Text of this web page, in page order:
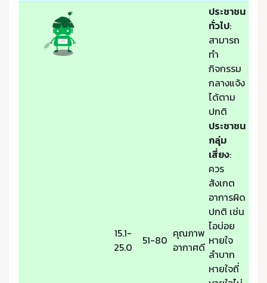
15.1-
25.0
51-80 คุณภาพ
อากาศดี
ประชาชน
ทั่วไป:
สามารถ
ทำ
กิจกรรม
กลางแจ้ง
ได้ตาม
ปกติ
ประชาชน
กลุ่ม
เสี่ยง:
ควร
สังเกต
อาการผิด
ปกติ เช่น
ไอบ่อย
หายใจ
ลำบาก
หายใจถี่